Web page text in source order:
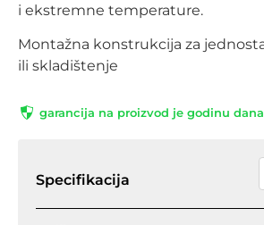
i ekstremne temperature.
Montažna konstrukcija za
ili skladištenje
garancija na proizvod je godinu
Specifikacija